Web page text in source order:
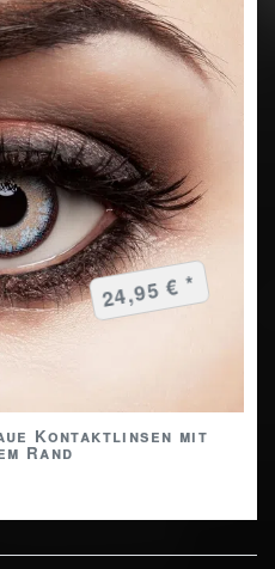
Kontaktlinsen mit
Rand
24,95 € *